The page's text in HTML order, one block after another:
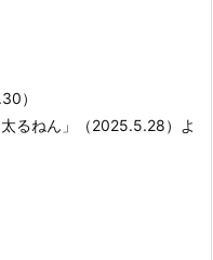
）
るねん」（2025.5.28）よ